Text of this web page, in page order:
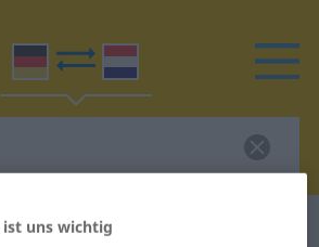
Wörterbuch
uns wichtig